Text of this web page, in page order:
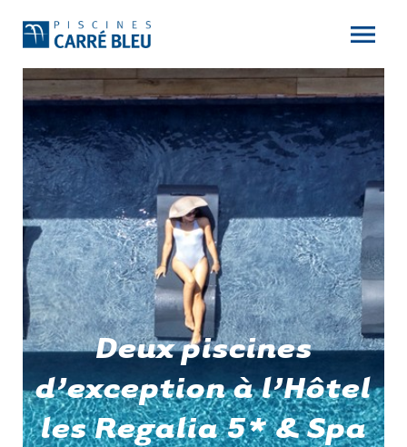
Deux piscines
d’exception à l’Hôtel
les Regalia 5* & Spa